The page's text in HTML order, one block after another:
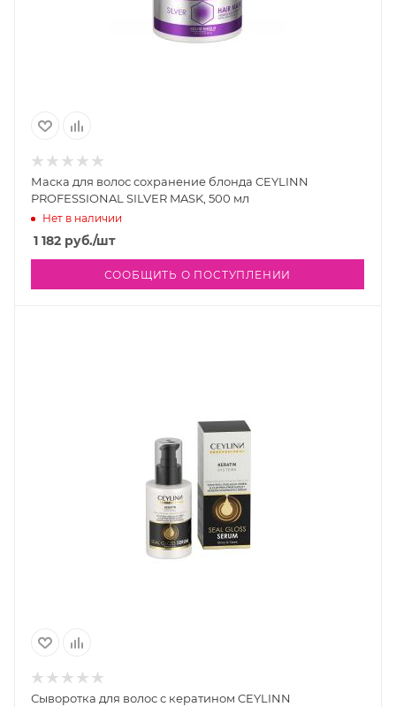
Маска для волос сохранение блонда CEYLINN
PROFESSIONAL SILVER MASK, 500 мл
Нет в наличии
1 182 руб./шт
СООБЩИТЬ О ПОСТУПЛЕНИИ
Сыворотка для волос с кератином CEYLINN